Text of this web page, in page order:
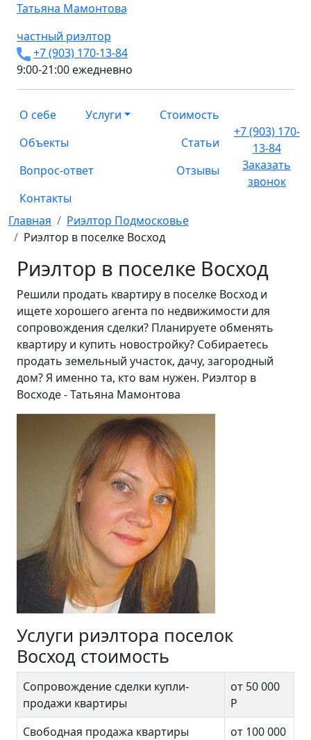
Татьяна Мамонтова
частный риэлтор
+7 (903) 170-13-84
9:00-21:00 ежедневно
О себе Услуги
Стоимость
Объекты
Статьи
Вопрос-ответ
Отзывы
Контакты
+7 (903) 170-
13-84
Заказать
звонок
Главная
Риэлтор Подмосковье
Риэлтор в поселке Восход
Риэлтор в поселке Восход
Решили продать квартиру в поселке Восход и
ищете хорошего агента по недвижимости для
сопровождения сделки? Планируете обменять
квартиру и купить новостройку? Собираетесь
продать земельный участок, дачу, загородный
дом? Я именно та, кто вам нужен. Риэлтор в
Восходе - Татьяна Мамонтова
Услуги риэлтора поселок
Восход стоимость
Сопровождение сделки купли-
продажи квартиры
от 50 000
Р
Свободная продажа квартиры
от 100 000